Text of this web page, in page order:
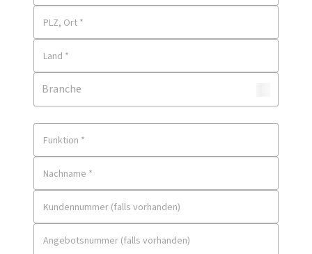
PLZ, Ort *
Land *
Funktion *
Nachname *
Kundennummer (falls vorhanden)
Angebotsnummer (falls vorhanden)